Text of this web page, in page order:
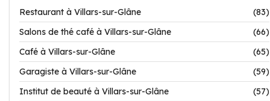
Restaurant à Villars-sur-Glâne
(83)
Salons de thé café à Villars-sur-Glâne
(66)
Café à Villars-sur-Glâne
(65)
Garagiste à Villars-sur-Glâne
(59)
Institut de beauté à Villars-sur-Glâne
(57)